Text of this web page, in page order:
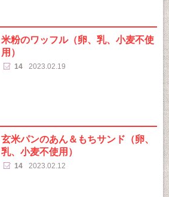
米粉のワッフル（卵、乳、小麦不使
用）
14 2023.02.19
玄米パンのあん＆もちサンド（卵、
乳、小麦不使用）
14 2023.02.12